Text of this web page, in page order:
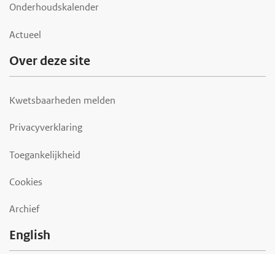
Onderhoudskalender
Actueel
Over deze site
Kwetsbaarheden melden
Privacyverklaring
Toegankelijkheid
Cookies
Archief
English